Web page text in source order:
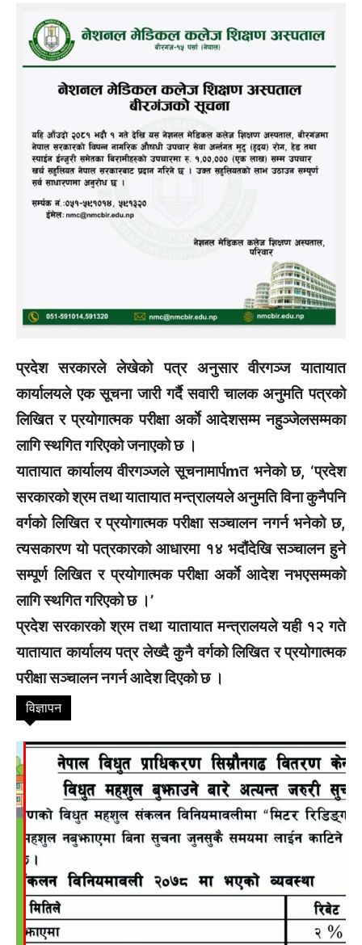
प्रदेश सरकारले लेखेको पत्र अनुसार वीरगञ्ज यातायात
कार्यालयले एक सूचना जारी गर्दै सवारी चालक अनुमति पत्रको
लिखित र प्रयोगात्मक परीक्षा अर्काे आदेशसम्म नहुञ्जेलसम्मका
लागि स्थगित गरिएको जनाएको छ ।
यातायात कार्यालय वीरगञ्जले सूचनामार्पmत भनेको छ, ‘प्रदेश
सरकारको श्रम तथा यातायात मन्त्रालयले अनुमति विना कुनैपनि
वर्गको लिखित र प्रयोगात्मक परीक्षा सञ्चालन नगर्न भनेको छ,
त्यसकारण यो पत्रकारको आधारमा १४ भदौंदेखि सञ्चालन हुने
सम्पूर्ण लिखित र प्रयोगात्मक परीक्षा अर्काे आदेश नभएसम्मको
लागि स्थगित गरिएको छ ।’
प्रदेश सरकारको श्रम तथा यातायात मन्त्रालयले यही १२ गते
यातायात कार्यालय पत्र लेख्दै कुनै वर्गको लिखित र प्रयोगात्मक
परीक्षा सञ्चालन नगर्न आदेश दिएको छ ।
विज्ञापन